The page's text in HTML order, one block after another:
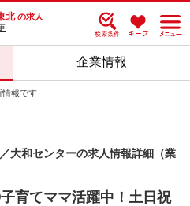
北 の求人
企業情報
報です
大和センターの求人情報詳細（業
育てママ活躍中！土日祝